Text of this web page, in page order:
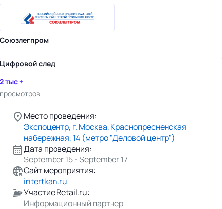
Союзлегпром
Цифровой след
2 тыс +
просмотров
Место проведения:
Экспоцентр, г. Москва, Краснопресненская
набережная, 14 (метро "Деловой центр")
Дата проведения:
September 15 - September 17
Сайт мероприятия:
intertkan.ru
Участие Retail.ru:
Информационный партнер